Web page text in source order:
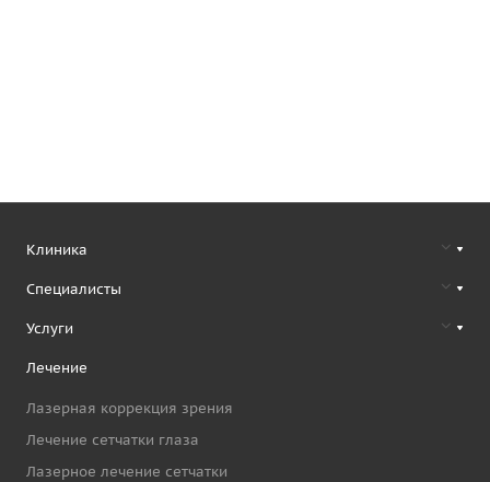
Клиника
Специалисты
Услуги
Лечение
Лазерная коррекция зрения
Лечение сетчатки глаза
Лазерное лечение сетчатки